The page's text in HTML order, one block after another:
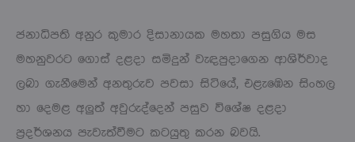
ජනාධිපති අනුර කුමාර දිසානායක මහතා පසුගිය මස
මහනුවරට ගොස් දළදා සමිදුන් වැඳපුදාගෙන ආශිර්වාද
ලබා ගැනීමෙන් අනතුරුව පවසා සිටියේ, එළැඹෙන සිංහල
හා දෙමළ අලුත් අවුරුද්දෙන් පසුව විශේෂ දළදා
ප්‍රදර්ශනය පැවැත්වීමට කටයුතු කරන බවයි.